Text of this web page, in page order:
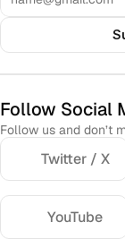
Follow Social
Follow us and don’t
Twitter / X
YouTube